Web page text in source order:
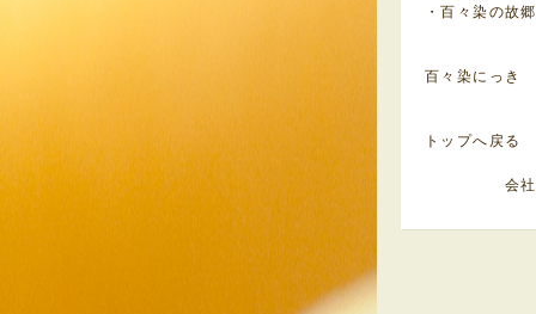
・百々染の故郷
百々染にっき
トップへ戻る
会